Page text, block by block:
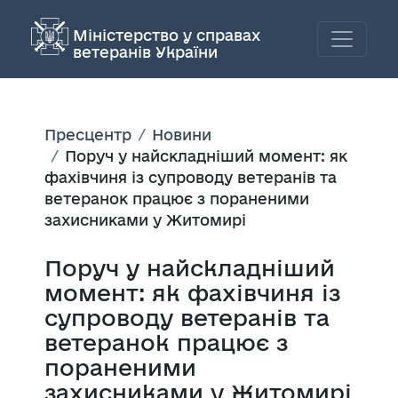
Міністерство у справах
ветеранів України
Пресцентр
Новини
Поруч у найскладніший момент: як
фахівчиня із супроводу ветеранів та
ветеранок працює з пораненими
захисниками у Житомирі
Поруч у найскладніший
момент: як фахівчиня із
супроводу ветеранів та
ветеранок працює з
пораненими
захисниками у Житомирі